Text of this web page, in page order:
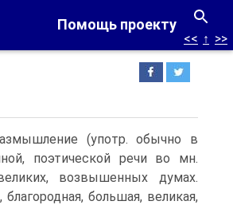
Помощь проекту
<< ↑ >>
(употр. обычно в
поэтической речи во мн.
возвышенных думах.
благородная, большая, великая,